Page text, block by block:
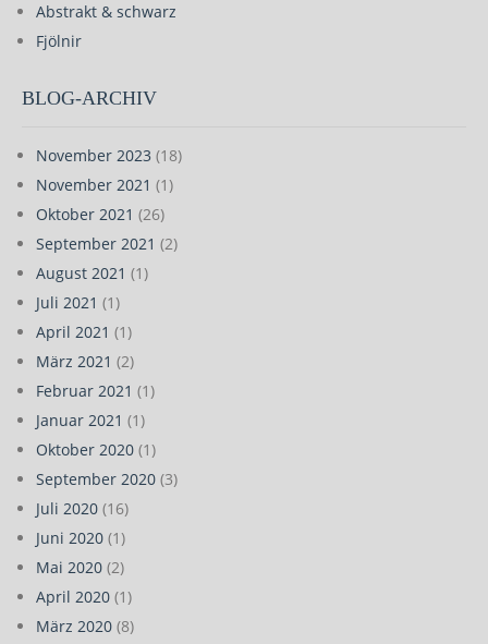
Abstrakt & schwarz
Fjölnir
BLOG-ARCHIV
November 2023 (18)
November 2021 (1)
Oktober 2021 (26)
September 2021 (2)
August 2021 (1)
Juli 2021 (1)
April 2021 (1)
März 2021 (2)
Februar 2021 (1)
Januar 2021 (1)
Oktober 2020 (1)
September 2020 (3)
Juli 2020 (16)
Juni 2020 (1)
Mai 2020 (2)
April 2020 (1)
März 2020 (8)